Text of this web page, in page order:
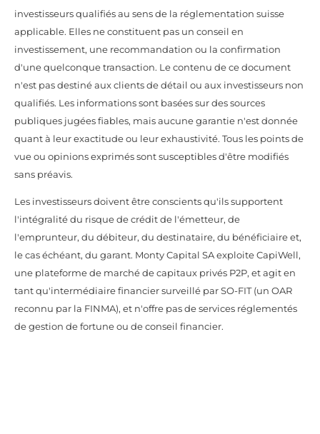
investisseurs qualifiés au sens de la réglementation suisse
applicable. Elles ne constituent pas un conseil en
investissement, une recommandation ou la confirmation
d'une quelconque transaction. Le contenu de ce document
n'est pas destiné aux clients de détail ou aux investisseurs non
qualifiés. Les informations sont basées sur des sources
publiques jugées fiables, mais aucune garantie n'est donnée
quant à leur exactitude ou leur exhaustivité. Tous les points de
vue ou opinions exprimés sont susceptibles d'être modifiés
sans préavis.
Les investisseurs doivent être conscients qu'ils supportent
l'intégralité du risque de crédit de l'émetteur, de
l'emprunteur, du débiteur, du destinataire, du bénéficiaire et,
le cas échéant, du garant. Monty Capital SA exploite CapiWell,
une plateforme de marché de capitaux privés P2P, et agit en
tant qu'intermédiaire financier surveillé par SO-FIT (un OAR
reconnu par la FINMA), et n'offre pas de services réglementés
de gestion de fortune ou de conseil financier.